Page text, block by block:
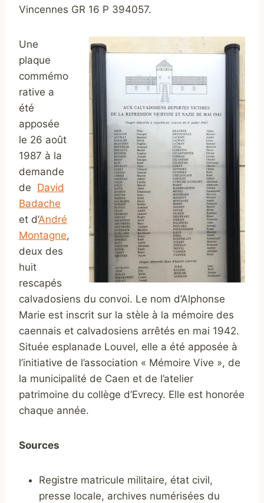
Vincennes GR 16 P 394057.
Une
plaque
commémo
rative a
été
apposée
le 26 août
1987 à la
demande
de David
Badache
et d’André
Montagne,
deux des
huit
rescapés
calvadosiens du convoi. Le nom d’Alphonse
Marie est inscrit sur la stèle à la mémoire des
caennais et calvadosiens arrêtés en mai 1942.
Située esplanade Louvel, elle a été apposée à
l’initiative de l’association « Mémoire Vive », de
la municipalité de Caen et de l’atelier
patrimoine du collège d’Evrecy. Elle est honorée
chaque année.
Sources
Registre matricule militaire, état civil,
presse locale, archives numérisées du